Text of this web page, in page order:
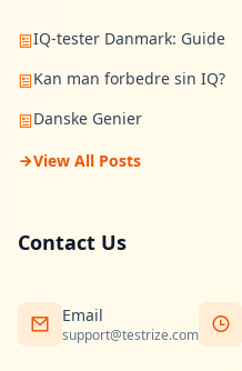
IQ-tester Danmark: Guide
Kan man forbedre sin IQ?
Danske Genier
View All Posts
Contact Us
Email
support@testrize.com